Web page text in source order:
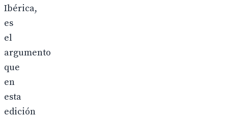
Ibérica,
es
el
argumento
que
en
esta
edición